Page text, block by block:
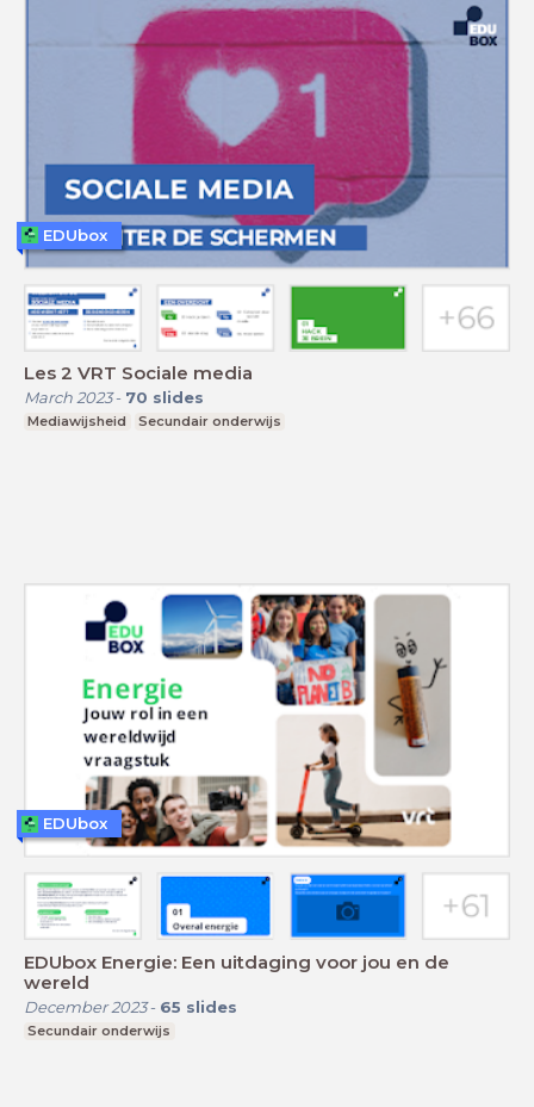
Les 2 VRT Sociale media
March 2023- 70 slides
Mediawijsheid Secundair onderwijs
EDUbox
EDUbox Energie: Een uitdaging voor jou en de
wereld
December 2023- 65 slides
Secundair onderwijs
EDUbox